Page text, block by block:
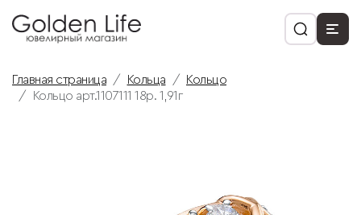
Главная страница Кольца
Кольцо
Кольцо арт.1107111 18р. 1,91г